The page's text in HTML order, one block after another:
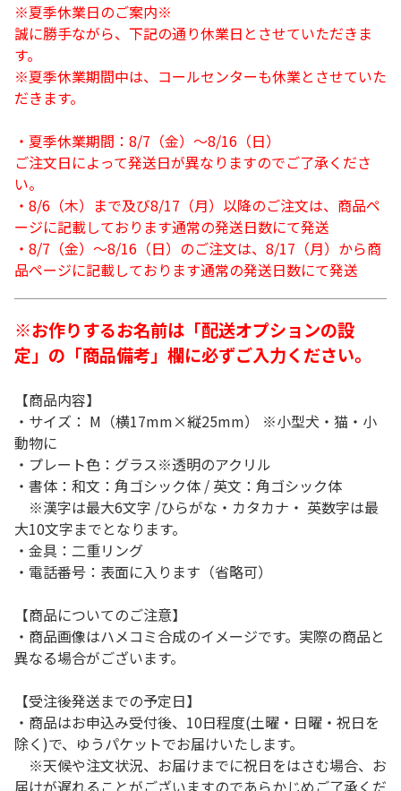
※夏季休業日のご案内※
誠に勝手ながら、下記の通り休業日とさせていただきま
す。
※夏季休業期間中は、コールセンターも休業とさせていた
だきます。
・夏季休業期間：8/7（金）～8/16（日）
ご注文日によって発送日が異なりますのでご了承くださ
い。
・8/6（木）まで及び8/17（月）以降のご注文は、商品ペ
ージに記載しております通常の発送日数にて発送
・8/7（金）～8/16（日）のご注文は、8/17（月）から商
品ページに記載しております通常の発送日数にて発送
※お作りするお名前は「配送オプションの設
定」の「商品備考」欄に必ずご入力ください。
【商品内容】
・サイズ： M（横17mm×縦25mm） ※小型犬・猫・小
動物に
・プレート色：グラス※透明のアクリル
・書体：和文：角ゴシック体 / 英文：角ゴシック体
※漢字は最大6文字 /ひらがな・カタカナ・ 英数字は最
大10文字までとなります。
・金具：二重リング
・電話番号：表面に入ります（省略可）
【商品についてのご注意】
・商品画像はハメコミ合成のイメージです。実際の商品と
異なる場合がございます。
【受注後発送までの予定日】
・商品はお申込み受付後、10日程度(土曜・日曜・祝日を
除く)で、ゆうパケットでお届けいたします。
※天候や注文状況、お届けまでに祝日をはさむ場合、お
届けが遅れることがございますのであらかじめご了承くだ